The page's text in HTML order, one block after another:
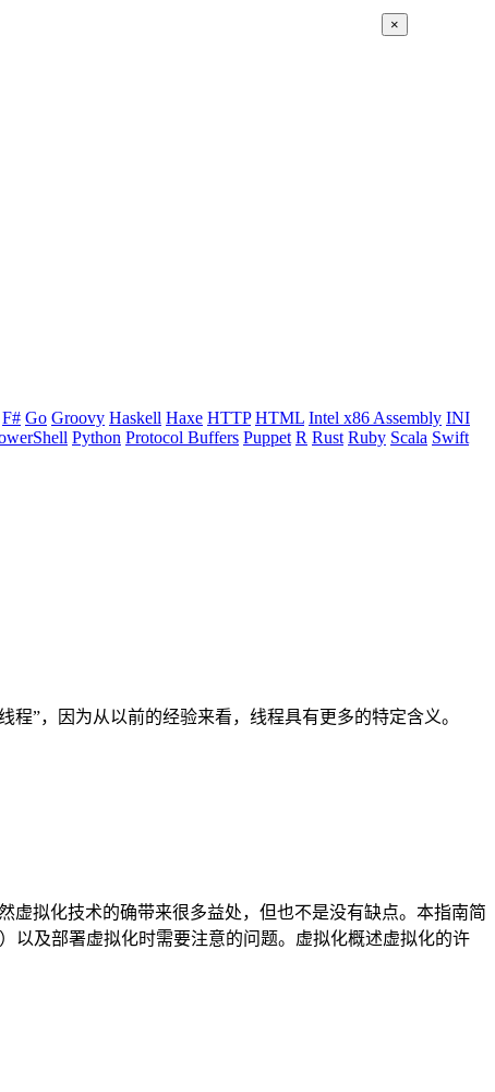
×
F# Go Groovy Haskell Haxe HTTP HTML Intel x86 Assembly INI
Python Protocol Buffers Puppet R Rust Ruby Scala Swift
程”，因为从以前的经验来看，线程具有更多的特定含义。
虚拟化技术的确带来很多益处，但也不是没有缺点。本指南简
以及部署虚拟化时需要注意的问题。虚拟化概述虚拟化的许